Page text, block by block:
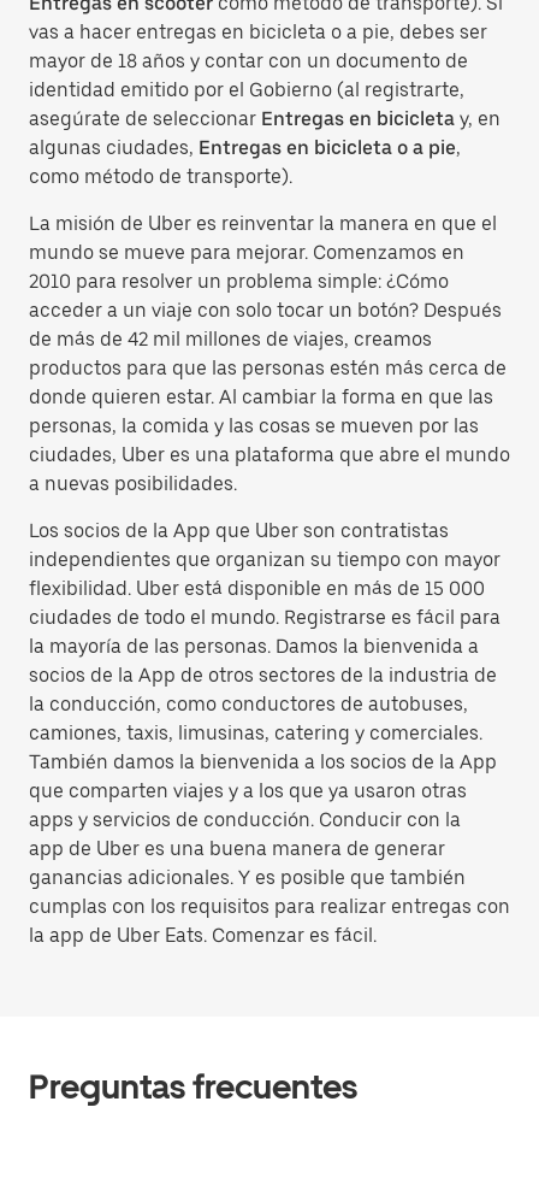
vas a hacer entregas en bicicleta o a pie, debes ser
mayor de 18 años y contar con un documento de
identidad emitido por el Gobierno (al registrarte,
asegúrate de seleccionar Entregas en bicicleta y, en
algunas ciudades, Entregas en bicicleta o a pie,
como método de transporte).
La misión de Uber es reinventar la manera en que el
mundo se mueve para mejorar. Comenzamos en
2010 para resolver un problema simple: ¿Cómo
acceder a un viaje con solo tocar un botón? Después
de más de 42 mil millones de viajes, creamos
productos para que las personas estén más cerca de
donde quieren estar. Al cambiar la forma en que las
personas, la comida y las cosas se mueven por las
ciudades, Uber es una plataforma que abre el mundo
a nuevas posibilidades.
Los socios de la App que Uber son contratistas
independientes que organizan su tiempo con mayor
flexibilidad. Uber está disponible en más de 15 000
ciudades de todo el mundo. Registrarse es fácil para
la mayoría de las personas. Damos la bienvenida a
socios de la App de otros sectores de la industria de
la conducción, como conductores de autobuses,
camiones, taxis, limusinas, catering y comerciales.
También damos la bienvenida a los socios de la App
que comparten viajes y a los que ya usaron otras
apps y servicios de conducción. Conducir con la
app de Uber es una buena manera de generar
ganancias adicionales. Y es posible que también
cumplas con los requisitos para realizar entregas con
la app de Uber Eats. Comenzar es fácil.
Preguntas frecuentes